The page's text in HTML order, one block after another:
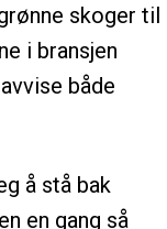
skoger til
i bransjen
både
å stå bak
en gang så